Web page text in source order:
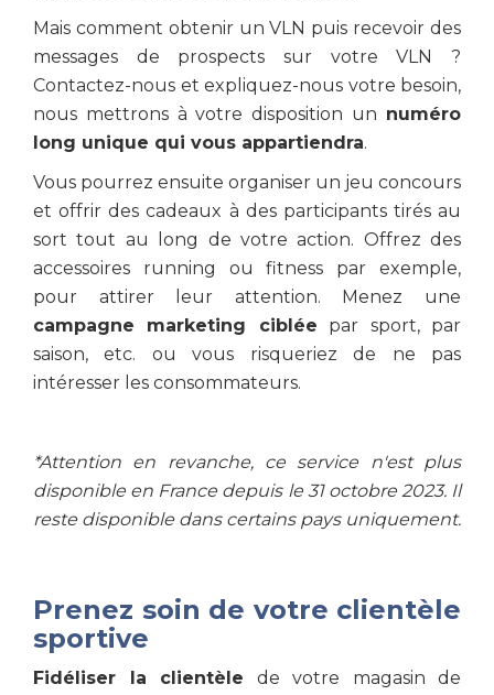
Mais comment obtenir un VLN puis recevoir des
messages de prospects sur votre VLN ?
Contactez-nous et expliquez-nous votre besoin,
nous mettrons à votre disposition un numéro
long unique qui vous appartiendra.
Vous pourrez ensuite organiser un jeu concours
et offrir des cadeaux à des participants tirés au
sort tout au long de votre action. Offrez des
accessoires running ou fitness par exemple,
pour attirer leur attention. Menez une
campagne marketing ciblée par sport, par
saison, etc. ou vous risqueriez de ne pas
intéresser les consommateurs.
*Attention en revanche, ce service n'est plus
disponible en France depuis le 31 octobre 2023. Il
reste disponible dans certains pays uniquement.
Prenez soin de votre clientèle
sportive
Fidéliser la clientèle de votre magasin de